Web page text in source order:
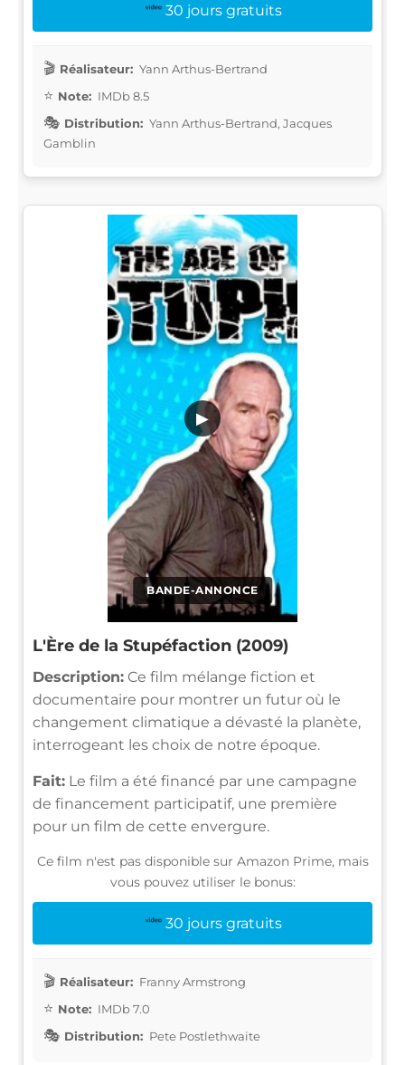
30 jours gratuits
Réalisateur: Yann Arthus-Bertrand
Note: IMDb 8.5
Distribution: Yann Arthus-Bertrand, Jacques
Gamblin
BANDE-ANNONCE
▶
L'Ère de la Stupéfaction (2009)
Description: Ce film mélange fiction et
documentaire pour montrer un futur où le
changement climatique a dévasté la planète,
interrogeant les choix de notre époque.
Fait: Le film a été financé par une campagne
de financement participatif, une première
pour un film de cette envergure.
Ce film n'est pas disponible sur Amazon Prime, mais
vous pouvez utiliser le bonus:
30 jours gratuits
Réalisateur: Franny Armstrong
Note: IMDb 7.0
Distribution: Pete Postlethwaite